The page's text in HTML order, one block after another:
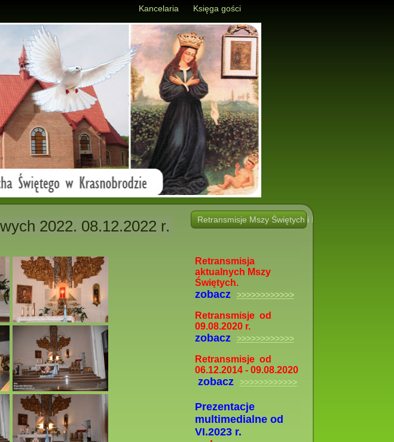
Kancelaria Księga gości
2022. 08.12.2022 r. Retransmisje Mszy Świętych i Nabożeństw i innych
Retransmisja
aktualnych Mszy
Świętych.
zobacz >>>>>>>>>>>>
Retransmisje od
09.08.2020 r.
zobacz >>>>>>>>>>>>
Retransmisje od
06.12.2014 - 09.08.2020
zobacz >>>>>>>>>>>>
Prezentacje
multimedialne od
VI.2023 r.